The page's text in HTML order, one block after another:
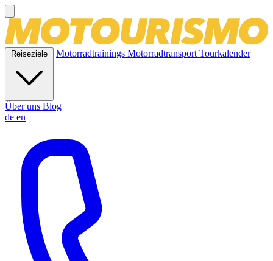
Reiseziele Motorradtrainings MotorradtransportTourkalender
Über uns Blog
de en